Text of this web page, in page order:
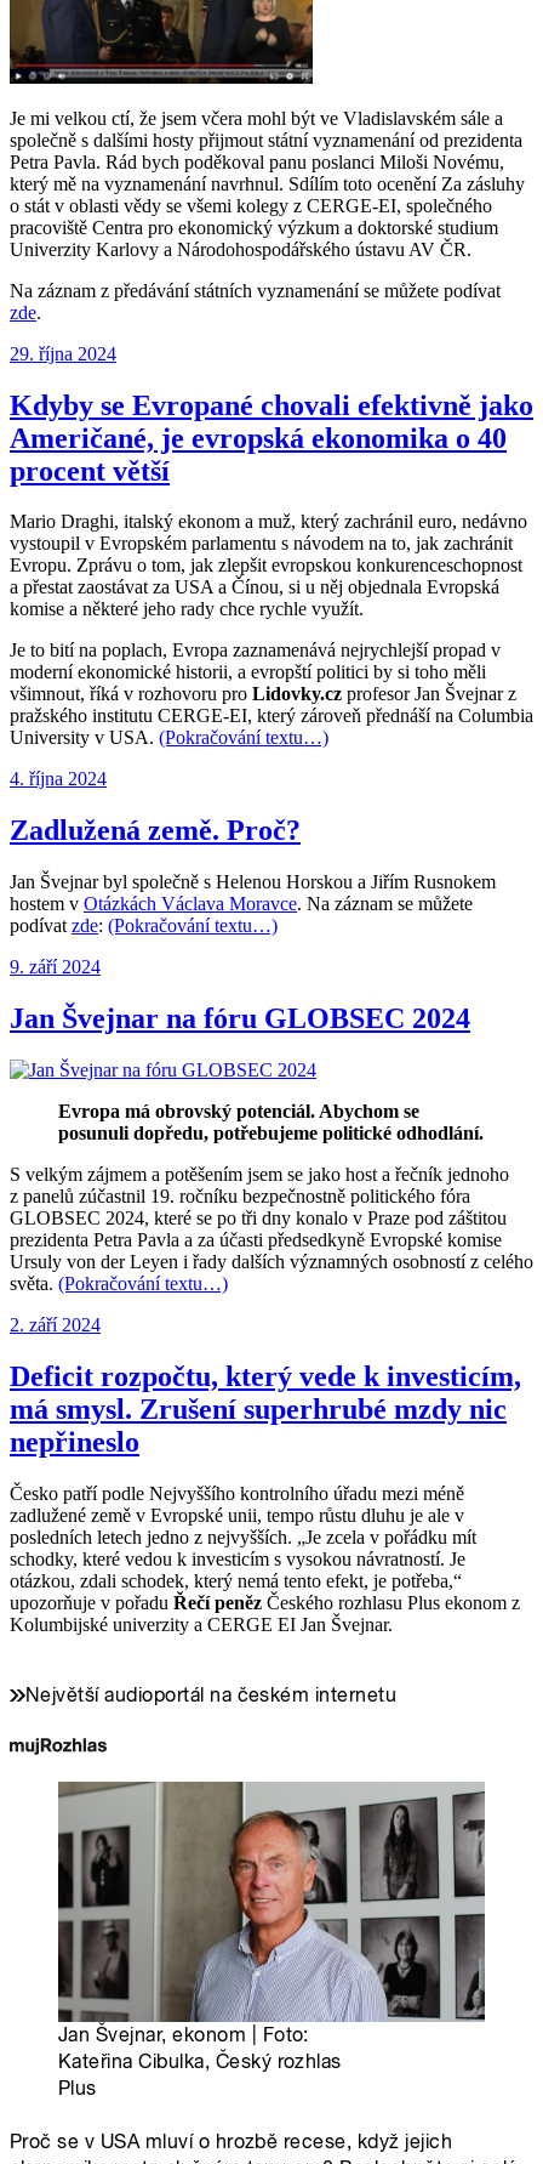
Je mi velkou ctí, že jsem včera mohl být ve Vladislavském sále a
společně s dalšími hosty přijmout státní vyznamenání od prezidenta
Petra Pavla. Rád bych poděkoval panu poslanci Miloši Novému,
který mě na vyznamenání navrhnul. Sdílím toto ocenění Za zásluhy
o stát v oblasti vědy se všemi kolegy z CERGE-EI, společného
pracoviště Centra pro ekonomický výzkum a doktorské studium
Univerzity Karlovy a Národohospodářského ústavu AV ČR.
Na záznam z předávání státních vyznamenání se můžete podívat
zde.
Publikováno:
29. října 2024
Kdyby se Evropané chovali efektivně jako
Američané, je evropská ekonomika o 40
procent větší
Mario Draghi, italský ekonom a muž, který zachránil euro, nedávno
vystoupil v Evropském parlamentu s návodem na to, jak zachránit
Evropu. Zprávu o tom, jak zlepšit evropskou konkurenceschopnost
a přestat zaostávat za USA a Čínou, si u něj objednala Evropská
komise a některé jeho rady chce rychle využít.
Je to bití na poplach, Evropa zaznamenává nejrychlejší propad v
moderní ekonomické historii, a evropští politici by si toho měli
všimnout, říká v rozhovoru pro Lidovky.cz profesor Jan Švejnar z
pražského institutu CERGE-EI, který zároveň přednáší na Columbia
University v USA. (Pokračování textu…)
Publikováno:
4. října 2024
Zadlužená země. Proč?
Jan Švejnar byl společně s Helenou Horskou a Jiřím Rusnokem
hostem v Otázkách Václava Moravce. Na záznam se můžete
podívat zde: (Pokračování textu…)
Publikováno:
9. září 2024
Jan Švejnar na fóru GLOBSEC 2024
Evropa má obrovský potenciál. Abychom se
posunuli dopředu, potřebujeme politické odhodlání.
S velkým zájmem a potěšením jsem se jako host a řečník jednoho
z panelů zúčastnil 19. ročníku bezpečnostně politického fóra
GLOBSEC 2024, které se po tři dny konalo v Praze pod záštitou
prezidenta Petra Pavla a za účasti předsedkyně Evropské komise
Ursuly von der Leyen i řady dalších významných osobností z celého
světa. (Pokračování textu…)
Publikováno:
2. září 2024
Deficit rozpočtu, který vede k investicím,
má smysl. Zrušení superhrubé mzdy nic
nepřineslo
Česko patří podle Nejvyššího kontrolního úřadu mezi méně
zadlužené země v Evropské unii, tempo růstu dluhu je ale v
posledních letech jedno z nejvyšších. „Je zcela v pořádku mít
schodky, které vedou k investicím s vysokou návratností. Je
otázkou, zdali schodek, který nemá tento efekt, je potřeba,“
upozorňuje v pořadu Řečí peněz Českého rozhlasu Plus ekonom z
Kolumbijské univerzity a CERGE EI Jan Švejnar.